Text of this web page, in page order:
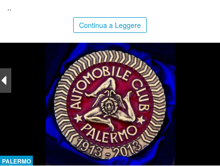
..
Continua a Leggere
PALERMO